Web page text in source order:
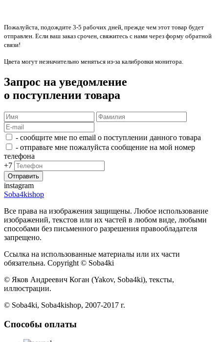
Пожалуйста, подождите 3-5 рабочих дней, прежде чем этот товар будет
отправлен. Если ваш заказ срочен, свяжитесь с нами через форму обратной
связи!
Цвета могут незначительно меняться из-за калибровки монитора.
Запрос на уведомление
о поступлении товара
- сообщите мне по email о поступлении данного товара
- отправьте мне пожалуйста сообщение на мой номер
телефона
+7
instagram
Soba4kishop
Все права на изображения защищены. Любое использование
изображений, текстов или их частей в любом виде, любыми
способами без письменного разрешения правообладателя
запрещено.
Ссылка на использованные материалы или их части
обязательна. Copyright © Soba4ki
© Яков Андреевич Коган (Yakov, Soba4ki), тексты,
иллюстрации.
© Soba4ki, Soba4kishop, 2007-2017 г.
Способы оплаты